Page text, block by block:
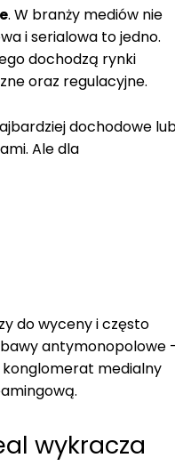
. W branży mediów nie
i serialowa to jedno.
dochodzą rynki
oraz regulacyjne.
dochodowe
Ale dla
do wyceny i często
antymonopolowe
medialny
wykracza